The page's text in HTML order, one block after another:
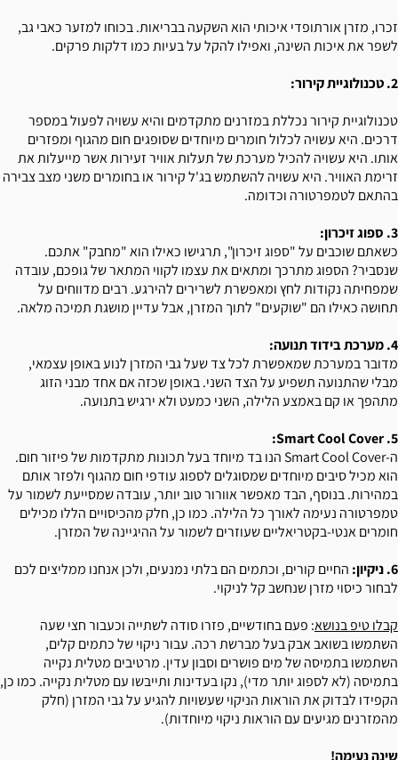
זכרו, מזרן אורתופדי איכותי הוא השקעה בבריאות. בכוחו למזער כאבי גב,
לשפר את איכות השינה, ואפילו להקל על בעיות כמו דלקות פרקים.
2. טכנולוגיית קירור:
טכנולוגיית קירור נכללת במזרנים מתקדמים והיא עשויה לפעול במספר
דרכים. היא עשויה לכלול חומרים מיוחדים שסופגים חום מהגוף ומפזרים
אותו. היא עשויה להכיל מערכת של תעלות אוויר זעירות אשר מייעלות את
זרימת האוויר. היא עשויה להשתמש בג'ל קירור או בחומרים משני מצב צבירה
בהתאם לטמפרטורה וכדומה.
3. ספוג זיכרון:
כשאתם שוכבים על "ספוג זיכרון", תרגישו כאילו הוא "מחבק" אתכם.
שנסביר? הספוג מתרכך ומתאים את עצמו לקווי המתאר של גופכם, עובדה
שמפחיתה נקודות לחץ ומאפשרת לשרירים להירגע. רבים מדווחים על
תחושה כאילו הם "שוקעים" לתוך המזרן, אבל עדיין מושגת תמיכה מלאה.
4. מערכת בידוד תנועה:
מדובר במערכת שמאפשרת לכל צד שעל גבי המזרן לנוע באופן עצמאי,
מבלי שהתנועה תשפיע על הצד השני. באופן שכזה אם אחד מבני הזוג
מתהפך או קם באמצע הלילה, השני כמעט ולא ירגיש בתנועה.
5. Smart Cool Cover:
ה-Smart Cool Cover הנו בד מיוחד בעל תכונות מתקדמות של פיזור חום.
הוא מכיל סיבים מיוחדים שמסוגלים לספוג עודפי חום מהגוף ולפזר אותם
במהירות. בנוסף, הבד מאפשר אוורור טוב יותר, עובדה שמסייעת לשמור על
טמפרטורה נעימה לאורך כל הלילה. כמו כן, חלק מהכיסויים הללו מכילים
חומרים אנטי-בקטריאליים שעוזרים לשמור על ההיגיינה של המזרן.
6. ניקיון:
החיים קורים, וכתמים הם בלתי נמנעים, ולכן אנחנו ממליצים לכם
לבחור כיסוי מזרן שנחשב קל לניקוי.
קבלו טיפ בנושא: פעם בחודשיים, פזרו סודה לשתייה וכעבור חצי שעה
השתמשו בשואב אבק בעל מברשת רכה. עבור ניקוי של כתמים קלים,
השתמשו בתמיסה של מים פושרים וסבון עדין. מרטיבים מטלית נקייה
בתמיסה (לא לספוג יותר מדי), נקו בעדינות ותייבשו עם מטלית נקייה. כמו כן,
הקפידו לבדוק את הוראות הניקוי שעשויות להגיע על גבי המזרן (חלק
מהמזרנים מגיעים עם הוראות ניקוי מיוחדות).
שינה נעימה!